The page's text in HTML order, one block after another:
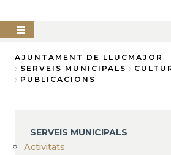
AJUNTAMENT
LLUCMAJOR
PERFIL
DEL
Breadcrumb
AJUNTAMENT DE LLUCMAJOR
SERVEIS MUNICIPALS
PUBLICACIONS
SERVEIS MUNICIPALS
Activitats